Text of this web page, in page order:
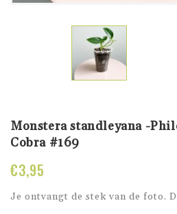
Monstera standleyana -
Cobra #169
€3,95
Je ontvangt de stek van de foto.